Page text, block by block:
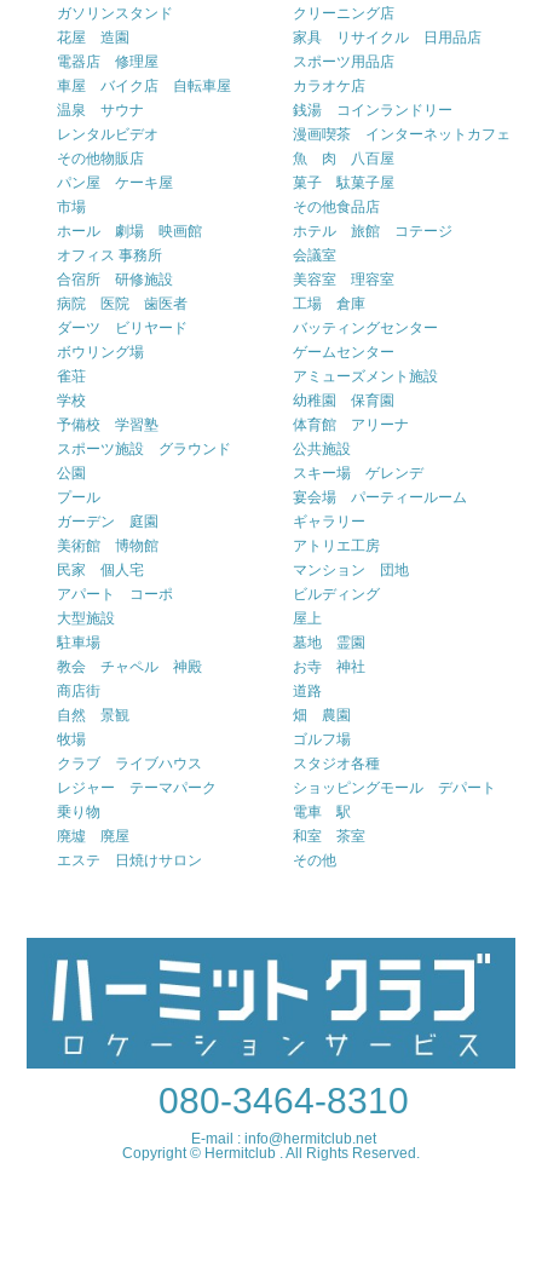
ガソリンスタンド
クリーニング店
花屋 造園
家具 リサイクル 日用品店
電器店 修理屋
スポーツ用品店
車屋 バイク店 自転車屋
カラオケ店
温泉 サウナ
銭湯 コインランドリー
レンタルビデオ
漫画喫茶 インターネットカフェ
その他物販店
魚 肉 八百屋
パン屋 ケーキ屋
菓子 駄菓子屋
市場
その他食品店
ホール 劇場 映画館
ホテル 旅館 コテージ
オフィス 事務所
会議室
合宿所 研修施設
美容室 理容室
病院 医院 歯医者
工場 倉庫
ダーツ ビリヤード
バッティングセンター
ボウリング場
ゲームセンター
雀荘
アミューズメント施設
学校
幼稚園 保育園
予備校 学習塾
体育館 アリーナ
スポーツ施設 グラウンド
公共施設
公園
スキー場 ゲレンデ
プール
宴会場 パーティールーム
ガーデン 庭園
ギャラリー
美術館 博物館
アトリエ工房
民家 個人宅
マンション 団地
アパート コーポ
ビルディング
大型施設
屋上
駐車場
墓地 霊園
教会 チャペル 神殿
お寺 神社
商店街
道路
自然 景観
畑 農園
牧場
ゴルフ場
クラブ ライブハウス
スタジオ各種
レジャー テーマパーク
ショッピングモール デパート
乗り物
電車 駅
廃墟 廃屋
和室 茶室
エステ 日焼けサロン
その他
080-3464-8310
E-mail : info@hermitclub.net
Copyright © Hermitclub . All Rights Reserved.